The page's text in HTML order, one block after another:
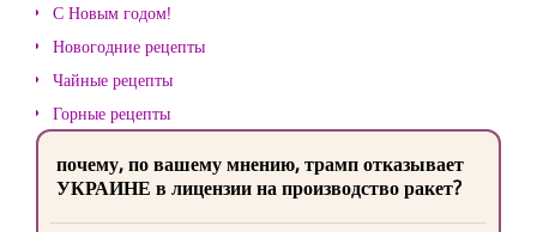
С Новым годом!
Новогодние рецепты
Чайные рецепты
Горные рецепты
почему, по вашему мнению, трамп отказывает
УКРАИНЕ в лицензии на производство ракет?